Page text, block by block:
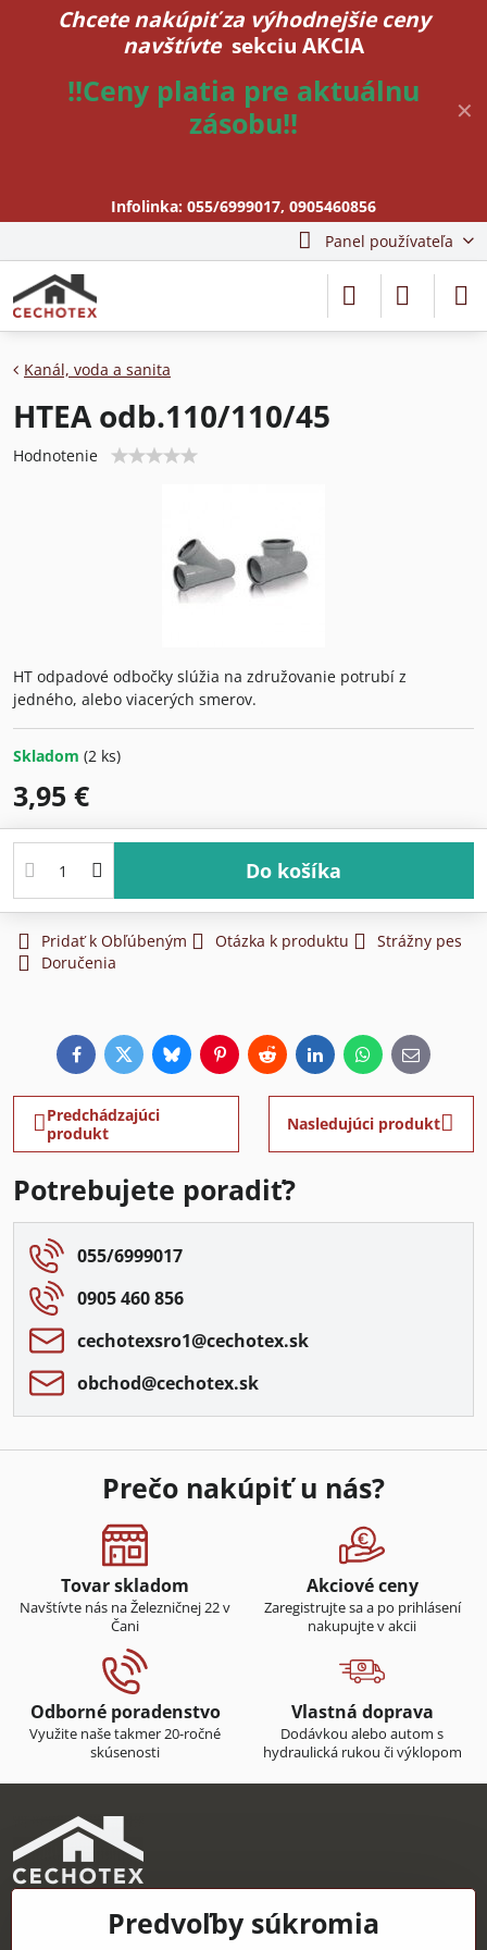
✕
Chcete nakúpiť za výhodnejšie ceny
navštívte sekciu AKCIA
!!Ceny platia pre aktuálnu
zásobu!!
Infolinka: 055/6999017, 0905460856
Panel používateľa
Kanál, voda a sanita
HTEA odb.110/110/45
Hodnotenie
HT odpadové odbočky slúžia na združovanie potrubí z
jedného, alebo viacerých smerov.
Skladom (2 ks)
3,95 €
Do košíka
Pridať k Obľúbeným Otázka k produktu
Strážny pes
Doručenia
FacebookTwitterBlueskyPinterestRedditLinkedInWhatsApp
E-
mail
Predchádzajúci
produkt
Nasledujúci produkt
Potrebujete poradiť?
055/6999017
0905 460 856
cechotexsro1​@cechotex​.sk
obchod​@cechotex​.sk
Prečo nakúpiť u nás?
Tovar skladom
Navštívte nás na Železničnej 22 v
Čani
Akciové ceny
Zaregistrujte sa a po prihlásení
nakupujte v akcii
Odborné poradenstvo
Využite naše takmer 20-ročné
skúsenosti
Vlastná doprava
Dodávkou alebo autom s
hydraulická rukou či výklopom
CECHOTEX s.r.o.Predvoľby súkromia